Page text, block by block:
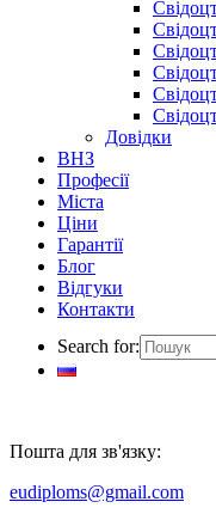
Довідки
ВНЗ
Професії
Міста
Ціни
Гарантії
Блог
Відгуки
Контакти
Search for:
Пошта для зв'язку:
eudiploms@gmail.com